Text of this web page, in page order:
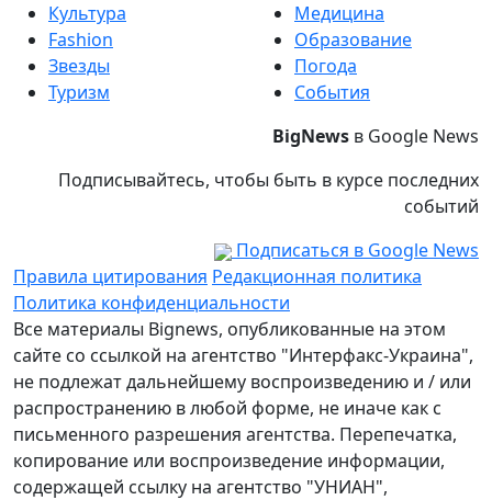
Культура
Fashion
Звезды
Туризм
Медицина
Образование
Погода
События
BigNews в Google News
Подписывайтесь, чтобы быть в курсе последних
событий
Подписаться в Google News
Правила цитирования Редакционная политика
Политика конфиденциальности
Все материалы Bignews, опубликованные на этом
сайте со ссылкой на агентство "Интерфакс-Украина",
не подлежат дальнейшему воспроизведению и / или
распространению в любой форме, не иначе как с
письменного разрешения агентства. Перепечатка,
копирование или воспроизведение информации,
содержащей ссылку на агентство "УНИАН",